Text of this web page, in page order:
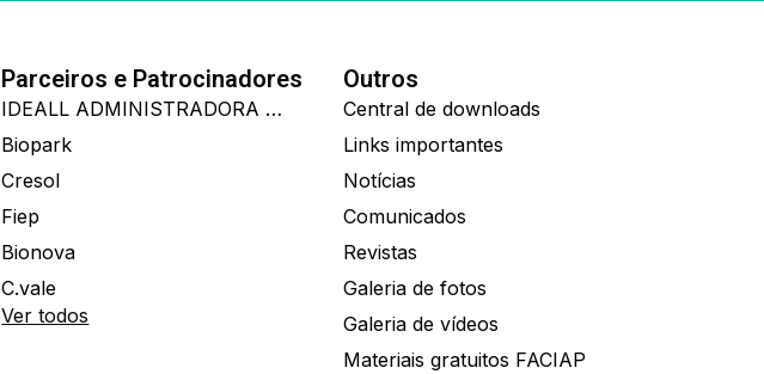
Parceiros e Patrocinadores
IDEALL ADMINISTRADORA DE BENEFÍCIOS
Biopark
Cresol
Fiep
Bionova
C.vale
Ver todos
Outros
Central de downloads
Links importantes
Notícias
Comunicados
Revistas
Galeria de fotos
Galeria de vídeos
Materiais gratuitos FACIAP